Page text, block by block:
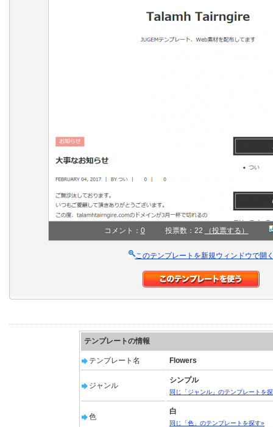
コメント： 0 投票数：22 （投票する）
このテンプレートを新規ウィンドウで開
テンプレートの情報
テンプレート名 Flowers
ジャンル
シンプル
同じ「ジャンル」のテンプレートを
色
白
同じ「色」のテンプレートを探す»